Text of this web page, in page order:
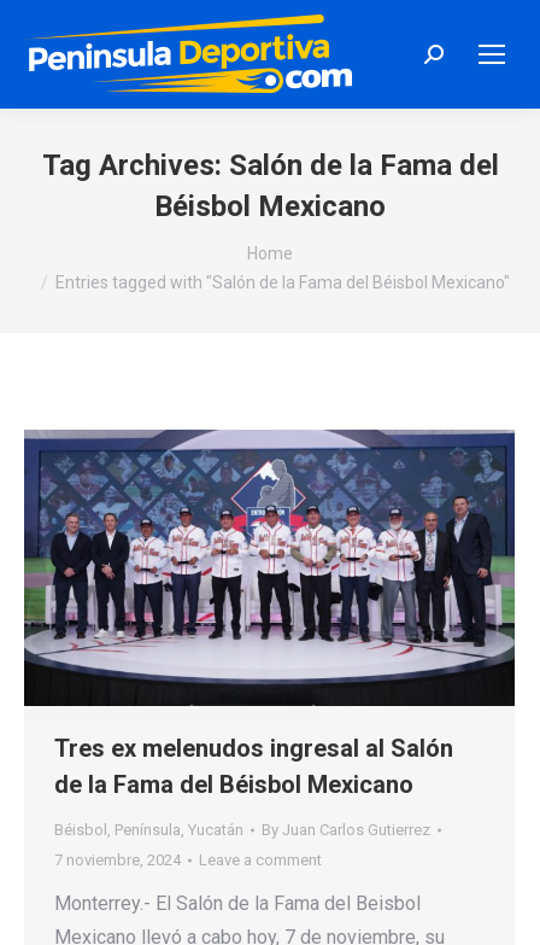
Search:
Tag Archives: Salón de la Fama del
Béisbol Mexicano
Home
Entries tagged with "Salón de la Fama del Béisbol Mexicano"
Tres ex melenudos ingresal al Salón
de la Fama del Béisbol Mexicano
Béisbol , Península, Yucatán By Juan Carlos Gutierrez
7 noviembre, 2024
Leave a comment
Monterrey.- El Salón de la Fama del Beisbol
Mexicano llevó a cabo hoy, 7 de noviembre, su